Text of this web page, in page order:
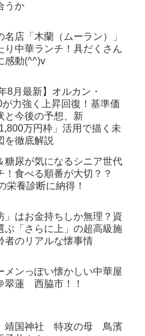
うか
名店「木蘭（ムーラン）」
り中華ランチ！具だくさん
感動(^^)v
8月最新】オルカン・
力強く上昇回復！基準価
と今後の予想、新
万円枠」活用で描く未
を徹底解説
糖尿が気になるシニア世代
！食べる順番が大切？？
栄養診断に納得！
」はお金持ちしか無理？資
ぶ「さらに上」の超高級施
者のリアルな懐事情
メンっぽい懐かしい中華屋
蓮 西脇市！！
】靖国神社 特攻の母 鳥濱